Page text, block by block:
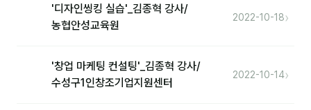
등급 · 포인트
'디자인씽킹 실습'_김종혁 강사/
농협안성교육원
2022-10-18›
'창업 마케팅 컨설팅'_김종혁 강사/
수성구1인창조기업지원센터
2022-10-14›